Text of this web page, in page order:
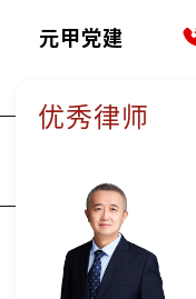
元甲党建
优秀律师